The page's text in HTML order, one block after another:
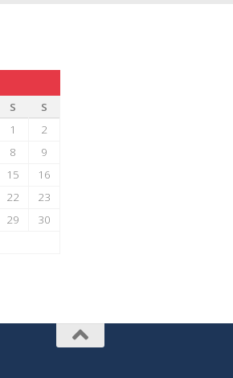
S
S
1
2
8
9
15
16
22
23
29
30